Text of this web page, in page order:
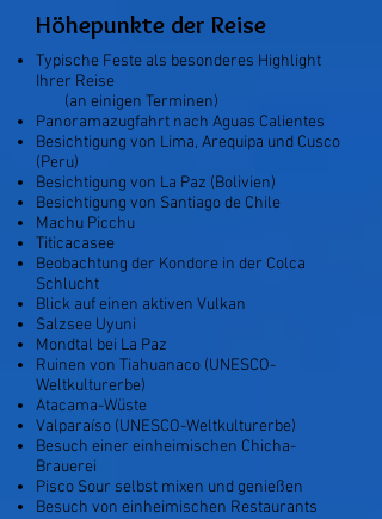
Höhepunkte der Reise
Typische Feste als besonderes Highlight
Ihrer Reise
(an einigen Terminen)
Panoramazugfahrt nach Aguas Calientes
Besichtigung von Lima, Arequipa und Cusco
(Peru)
Besichtigung von La Paz (Bolivien)
Besichtigung von Santiago de Chile
Machu Picchu
Titicacasee
Beobachtung der Kondore in der Colca
Schlucht
Blick auf einen aktiven Vulkan
Salzsee Uyuni
Mondtal bei La Paz
Ruinen von Tiahuanaco (UNESCO-
Weltkulturerbe)
Atacama-Wüste
Valparaíso (UNESCO-Weltkulturerbe)
Besuch einer einheimischen Chicha-
Brauerei
Pisco Sour selbst mixen und genießen
Besuch von einheimischen Restaurants​